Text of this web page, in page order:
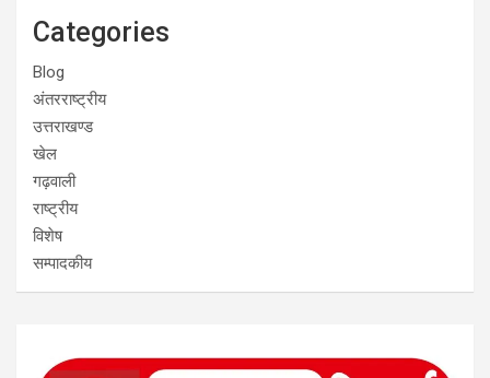
Categories
Blog
अंतरराष्ट्रीय
उत्तराखण्ड
खेल
गढ़वाली
राष्ट्रीय
विशेष
सम्पादकीय